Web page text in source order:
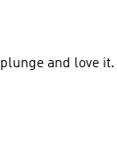
and love